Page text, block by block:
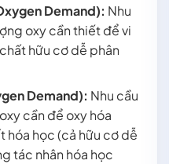
Demand): Nhu
oxy cần thiết để vi
hữu cơ dễ phân
Demand): Nhu cầu
cần để oxy hóa
hóa học (cả hữu cơ dễ
tác nhân hóa học